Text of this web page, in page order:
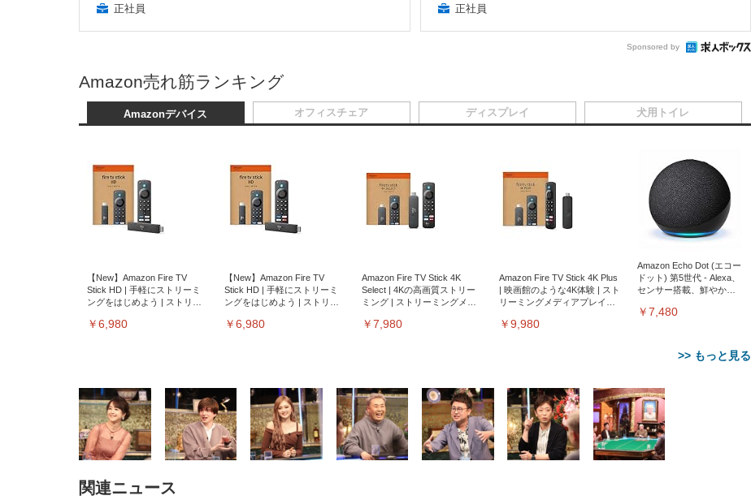
正社員
正社員
Sponsored by
Amazon売れ筋ランキング
Amazonデバイス
【New】Amazon Fire TV
Stick HD | 手軽にストリーミ
ングをはじめよう | ストリー
￥6,980
【New】Amazon Fire TV
Stick HD | 手軽にストリーミ
ングをはじめよう | ストリー
￥6,980
Amazon Fire TV Stick 4K
Select | 4Kの高画質ストリー
ミング | ストリーミングメデ
￥7,980
Amazon Fire TV Stick 4K Plus
| 映画館のような4K体験 | スト
リーミングメディアプレイヤ
￥9,980
Amazon Echo Dot (エコー
ドット) 第5世代 - Alexa、
センサー搭載、鮮やかな
￥7,480
>> もっと見る
オフィスチェア ディスプレイ 犬用トイレ
関連ニュース